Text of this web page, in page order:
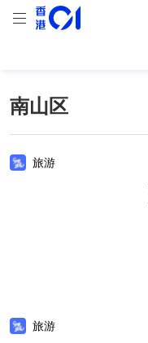
南山区
旅游
旅游